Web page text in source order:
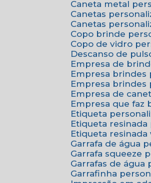
Caneta metal
Canetas
Canetas
Copo brinde
Copo de vidro
Descanso de
Empresa de
Empresa
Empresa
Empresa de
Empresa que
Etiqueta
Etiqueta
Etiqueta resinada
Garrafa de água
Garrafa squeeze
Garrafas de
Garrafinha